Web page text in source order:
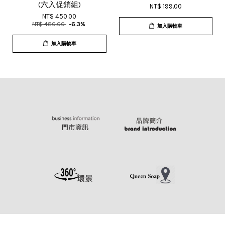
(六入促銷組)
NT$ 450.00
NT$ 480.00 -6.3%
加入購物車
NT$ 199.00
加入購物車